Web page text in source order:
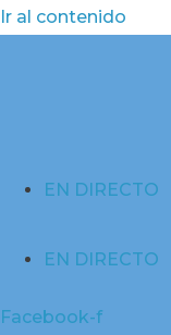
Ir al contenido
EN DIRECTO
EN DIRECTO
Facebook-f